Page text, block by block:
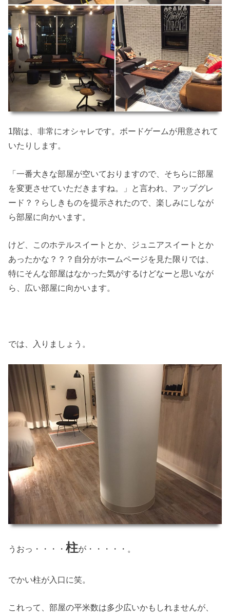
1階は、非常にオシャレです。ボードゲームが用意されて
いたりします。
「一番大きな部屋が空いておりますので、そちらに部屋
を変更させていただきますね。」と言われ、アップグレ
ード？？らしきものを提示されたので、楽しみにしなが
ら部屋に向かいます。
けど、このホテルスイートとか、ジュニアスイートとか
あったかな？？？自分がホームページを見た限りでは、
特にそんな部屋はなかった気がするけどなーと思いなが
ら、広い部屋に向かいます。
では、入りましょう。
うおっ・・・・柱が・・・・・。
でかい柱が入口に笑。
これって、部屋の平米数は多少広いかもしれませんが、